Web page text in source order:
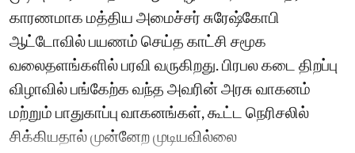
காரணமாக மத்திய அமைச்சர் சுரேஷ்கோபி
ஆட்டோவில் பயணம் செய்த காட்சி சமூக
வலைதளங்களில் பரவி வருகிறது. பிரபல கடை திறப்பு
விழாவில் பங்கேற்க வந்த அவரின் அரசு வாகனம்
மற்றும் பாதுகாப்பு வாகனங்கள், கூட்ட நெரிசலில்
சிக்கியதால் முன்னேற முடியவில்லை